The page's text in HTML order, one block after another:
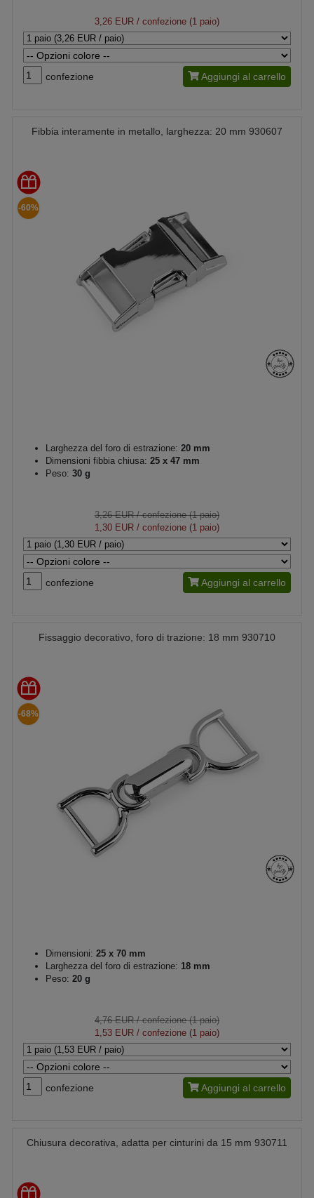
3,26 EUR / confezione (1 paio)
confezione Aggiungi al carrello
Fibbia interamente in metallo, larghezza: 20 mm 930607
-60%
Larghezza del foro di estrazione: 20 mm
Dimensioni fibbia chiusa: 25 x 47 mm
Peso: 30 g
3,26 EUR/ confezione (1 paio)
1,30 EUR / confezione (1 paio)
confezione Aggiungi al carrello
Fissaggio decorativo, foro di trazione: 18 mm 930710
-68%
Dimensioni: 25 x 70 mm
Larghezza del foro di estrazione: 18 mm
Peso: 20 g
4,76 EUR/ confezione (1 paio)
1,53 EUR / confezione (1 paio)
confezione Aggiungi al carrello
Chiusura decorativa, adatta per cinturini da 15 mm 930711